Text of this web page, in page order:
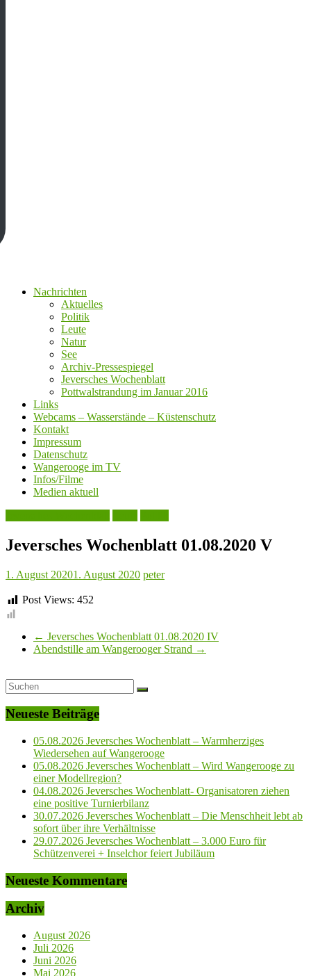
Nachrichten
Aktuelles
Politik
Leute
Natur
See
Archiv-Pressespiegel
Jeversches Wochenblatt
Pottwalstrandung im Januar 2016
Links
Webcams – Wasserstände – Küstenschutz
Kontakt
Impressum
Datenschutz
Wangerooge im TV
Infos/Filme
Medien aktuell
Jeversches Wochenblatt 01.08.2020 V
1. August 20201. August 2020 peter
Post Views: 452
← Jeversches Wochenblatt 01.08.2020 IV
Abendstille am Wangerooger Strand →
Neueste Beiträge
05.08.2026 Jeversches Wochenblatt – Warmherziges
Wiedersehen auf Wangerooge
05.08.2026 Jeversches Wochenblatt – Wird Wangerooge zu
einer Modellregion?
04.08.2026 Jeversches Wochenblatt- Organisatoren ziehen
eine positive Turnierbilanz
30.07.2026 Jeversches Wochenblatt – Die Menschheit lebt ab
sofort über ihre Verhältnisse
29.07.2026 Jeversches Wochenblatt – 3.000 Euro für
Schützenverei + Inselchor feiert Jubiläum
Neueste Kommentare
Archiv
August 2026
Juli 2026
Juni 2026
Mai 2026